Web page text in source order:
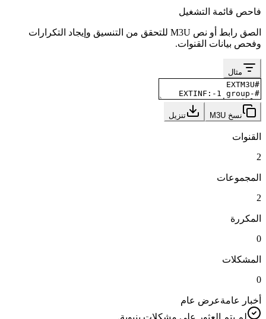
فاحص قائمة التشغيل
الصق رابط أو نص M3U للتحقق من التنسيق وإيجاد التكرارات
وفحص بيانات القنوات.
مثال
نسخ M3U تنزيل
القنوات
2
المجموعات
2
المكررة
0
المشكلات
0
أخبار عامةعرض عام
لم يتم العثور على مشكلات بنيوية.